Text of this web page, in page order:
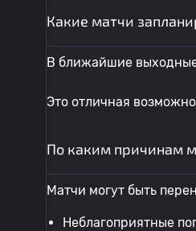
Какие матчи
В ближайшие
Это отличная
По каким причинам
Матчи могут быть
Неблагоприятные